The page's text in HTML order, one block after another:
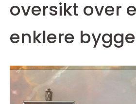
oversikt over
enklere